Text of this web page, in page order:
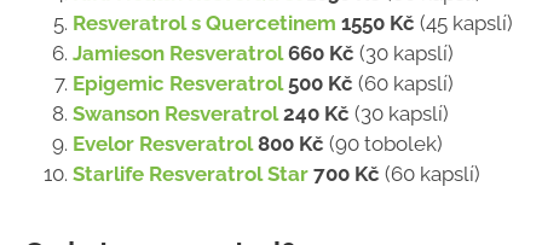
Resveratrol s Quercetinem 1550 Kč (45 kapslí)
Jamieson Resveratrol 660 Kč (30 kapslí)
Epigemic Resveratrol 500 Kč (60 kapslí)
Swanson Resveratrol 240 Kč (30 kapslí)
Evelor Resveratrol 800 Kč (90 tobolek)
Starlife Resveratrol Star 700 Kč (60 kapslí)